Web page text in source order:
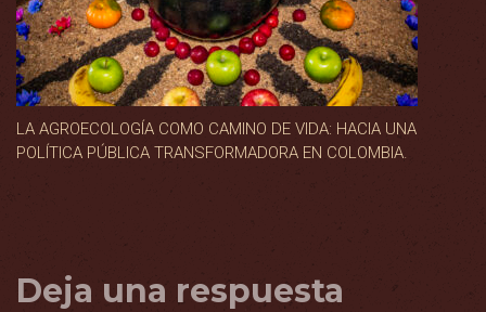
LA AGROECOLOGÍA COMO CAMINO DE VIDA: HACIA UNA
POLÍTICA PÚBLICA TRANSFORMADORA EN COLOMBIA.
Deja una respuesta